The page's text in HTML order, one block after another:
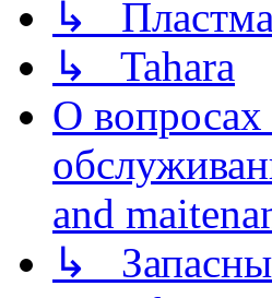
↳
↳ Tahara
О вопросах
and
↳